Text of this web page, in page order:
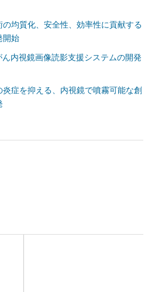
の均質化、安全性、効率性に貢献する
開始
内視鏡画像読影支援システムの開発
症を抑える、内視鏡で噴霧可能な創